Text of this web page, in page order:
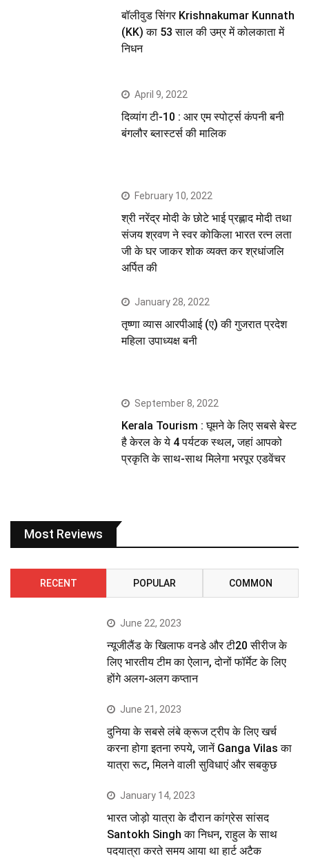
बॉलीवुड सिंगर Krishnakumar Kunnath
(KK) का 53 साल की उम्र में कोलकाता में
निधन
April 9, 2022
दिव्यांग टी-10 : आर एम स्पोर्ट्स कंपनी बनी
बंगलौर ब्लास्टर्स की मालिक
February 10, 2022
श्री नरेंद्र मोदी के छोटे भाई प्रह्लाद मोदी तथा
संजय श्रवण ने स्वर कोकिला भारत रत्न लता
जी के घर जाकर शोक व्यक्त कर श्रधांजलि
अर्पित की
January 28, 2022
तृष्णा व्यास आरपीआई (ए) की गुजरात प्रदेश
महिला उपाध्यक्ष बनी
September 8, 2022
Kerala Tourism : घूमने के लिए सबसे बेस्ट
है केरल के ये 4 पर्यटक स्थल, जहां आपको
प्रकृति के साथ-साथ मिलेगा भरपूर एडवेंचर
Most Reviews
RECENT POPULAR COMMON
June 22, 2023
न्यूजीलैंड के खिलाफ वनडे और टी20 सीरीज के
लिए भारतीय टीम का ऐलान, दोनों फॉर्मेट के लिए
होंगे अलग-अलग कप्तान
June 21, 2023
दुनिया के सबसे लंबे क्रूज ट्रीप के लिए खर्च
करना होगा इतना रुपये, जानें Ganga Vilas का
यात्रा रूट, मिलने वाली सुविधाएं और सबकुछ
January 14, 2023
भारत जोड़ो यात्रा के दौरान कांग्रेस सांसद
Santokh Singh का निधन, राहुल के साथ
पदयात्रा करते समय आया था हार्ट अटैक